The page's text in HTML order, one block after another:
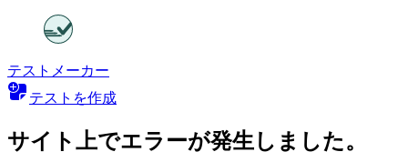
テストメーカー
テストを作成
サイト上でエラーが発生しました。